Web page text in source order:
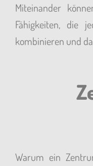
Miteinander
Fähigkeiten, die
kombinieren und
Warum ein